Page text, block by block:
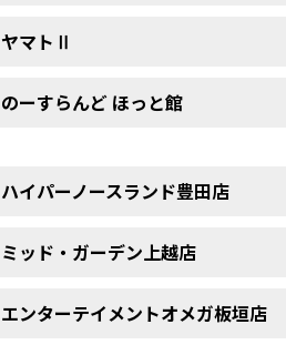
ヤマトⅡ
のーすらんど ほっと館
ハイパーノースランド豊田店
ミッド・ガーデン上越店
エンターテイメントオメガ板垣店